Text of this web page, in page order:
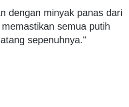
dengan minyak panas dari
semua putih
sepenuhnya."